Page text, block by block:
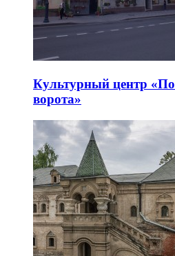
Культурный центр
ворота»